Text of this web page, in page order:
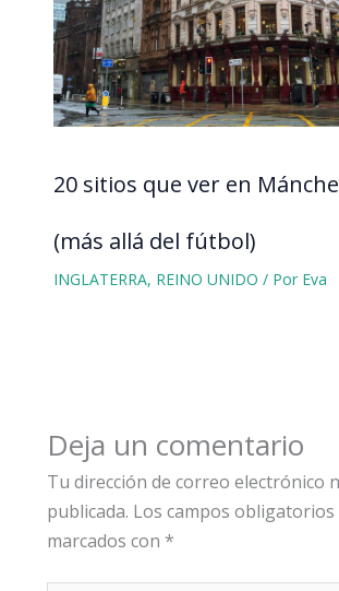
20 sitios que ver en
(más allá del fútbol)
INGLATERRA, REINO UNIDO / Por Eva
Deja un comentario
Tu dirección de correo electrónico
publicada. Los campos obligatorios
marcados con *